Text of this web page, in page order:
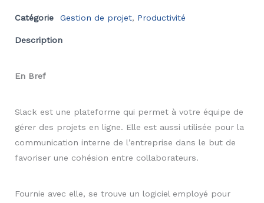
Catégorie Gestion de projet, Productivité
Description
En Bref
Slack est une plateforme qui permet à votre équipe de
gérer des projets en ligne. Elle est aussi utilisée pour la
communication interne de l’entreprise dans le but de
favoriser une cohésion entre collaborateurs.
Fournie avec elle, se trouve un logiciel employé pour